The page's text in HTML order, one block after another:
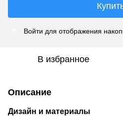
Войти для отображения
В избранное
Описание
Дизайн и материалы